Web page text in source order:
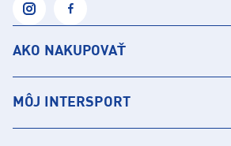
AKO NAKUPOVAŤ
MÔJ INTERSPORT